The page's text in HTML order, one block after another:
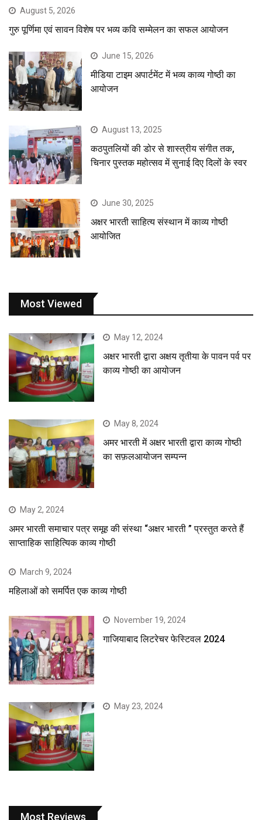
August 5, 2026
गुरु पूर्णिमा एवं सावन विशेष पर भव्य कवि सम्मेलन का सफल आयोजन
June 15, 2026
मीडिया टाइम अपार्टमेंट में भव्य काव्य गोष्ठी का
आयोजन
August 13, 2025
कठपुतलियों की डोर से शास्त्रीय संगीत तक,
चिनार पुस्तक महोत्सव में सुनाई दिए दिलों के स्वर
June 30, 2025
अक्षर भारती साहित्य संस्थान में काव्य गोष्ठी
आयोजित
Most Viewed
May 12, 2024
अक्षर भारती द्वारा अक्षय तृतीया के पावन पर्व पर
काव्य गोष्ठी का आयोजन
May 8, 2024
अमर भारती में अक्षर भारती द्वारा काव्य गोष्ठी
का सफ़लआयोजन सम्पन्न
May 2, 2024
अमर भारती समाचार पत्र समूह की संस्था “अक्षर भारती ” प्रस्तुत करते हैं
साप्ताहिक साहित्यिक काव्य गोष्ठी
March 9, 2024
महिलाओं को समर्पित एक काव्य गोष्ठी
November 19, 2024
गाजियाबाद लिटरेचर फेस्टिवल 2024
May 23, 2024
Most Reviews